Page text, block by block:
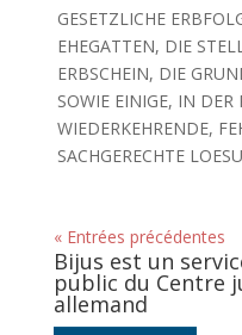
GESETZLICHE
EHEGATTEN, DIE
ERBSCHEIN, DIE
SOWIE EINIGE, IN DER
WIEDERKEHRENDE,
SACHGERECHTE
« Entrées précédentes
Bijus est un
public du Centre
allemand